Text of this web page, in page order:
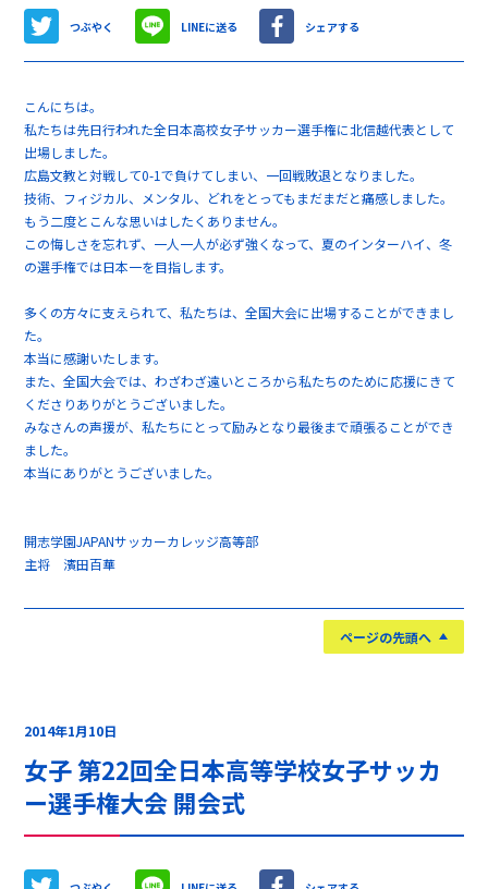
つぶやく LINEに送る シェアする
こんにちは。
私たちは先日行われた全日本高校女子サッカー選手権に北信越代表として
出場しました。
広島文教と対戦して0-1で負けてしまい、一回戦敗退となりました。
技術、フィジカル、メンタル、どれをとってもまだまだと痛感しました。
もう二度とこんな思いはしたくありません。
この悔しさを忘れず、一人一人が必ず強くなって、夏のインターハイ、冬
の選手権では日本一を目指します。
多くの方々に支えられて、私たちは、全国大会に出場することができまし
た。
本当に感謝いたします。
また、全国大会では、わざわざ遠いところから私たちのために応援にきて
くださりありがとうございました。
みなさんの声援が、私たちにとって励みとなり最後まで頑張ることができ
ました。
本当にありがとうございました。
開志学園JAPANサッカーカレッジ高等部
主将 濱田百華
ページの先頭へ
2014年1月10日
女子 第22回全日本高等学校女子サッカ
ー選手権大会 開会式